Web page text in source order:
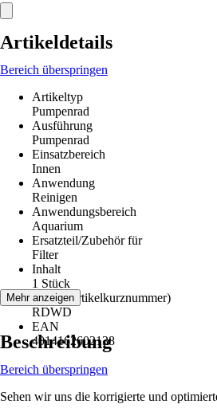
Artikeldetails
Bereich überspringen
Artikeltyp
Pumpenrad
Ausführung
Pumpenrad
Einsatzbereich
Innen
Anwendung
Reinigen
Anwendungsbereich
Aquarium
Ersatzteil/Zubehör für
Filter
Inhalt
1 Stück
AKN (Artikelkurznummer)
RDWD
EAN
4014162602138
Mehr anzeigen
Beschreibung
Bereich überspringen
Sehen wir uns die korrigierte und